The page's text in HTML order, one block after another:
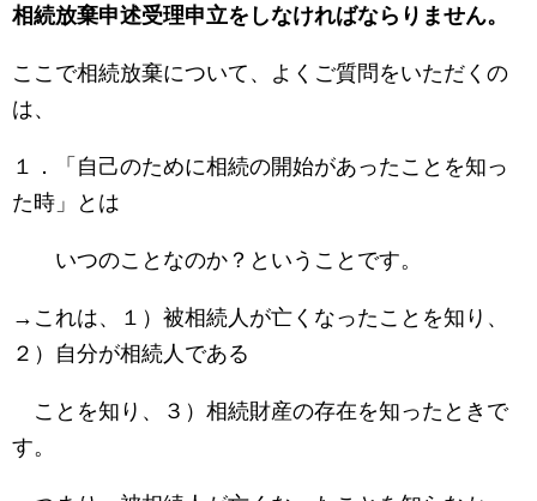
相続放棄申述受理申立をしなければならりません。
ここで相続放棄について、よくご質問をいただくの
は、
１．「自己のために相続の開始があったことを知っ
た時」とは
いつのことなのか？ということです。
→これは、１）被相続人が亡くなったことを知り、
２）自分が相続人である
ことを知り、３）相続財産の存在を知ったときで
す。